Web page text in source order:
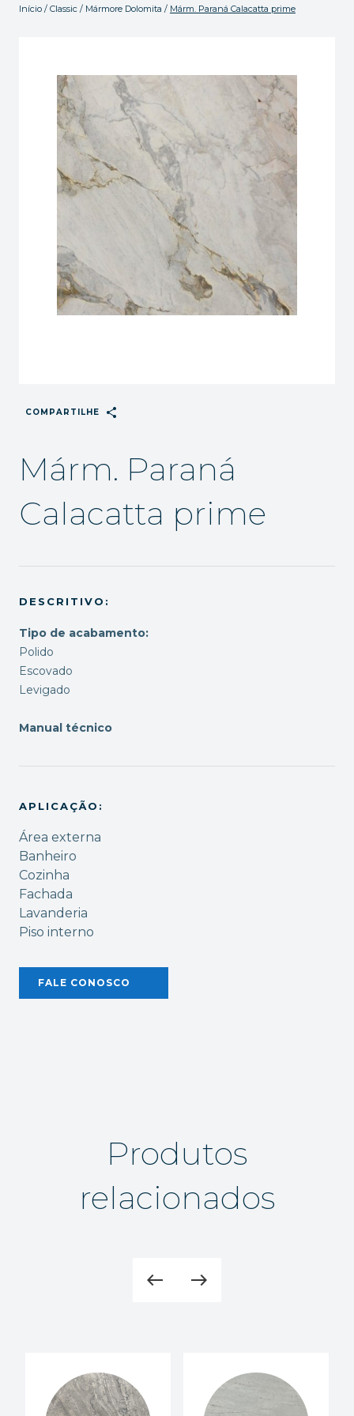
Início / Classic / Mármore Dolomita / Márm. Paraná Calacatta prime
COMPARTILHE share
Márm. Paraná
Calacatta prime
DESCRITIVO:
Tipo de acabamento:
Polido
Escovado
Levigado
Manual técnico
APLICAÇÃO:
Área externa
Banheiro
Cozinha
Fachada
Lavanderia
Piso interno
FALE CONOSCO
Produtos
relacionados
west east